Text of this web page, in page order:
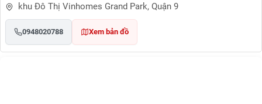
khu Đô Thị Vinhomes Grand Park, Quận 9
0948020788 Xem bản đồ